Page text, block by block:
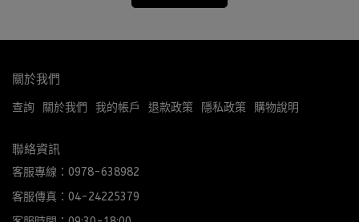
關於我們
查詢 關於我們 我的帳戶 退款政策 隱私政策 購物說明
聯絡資訊
客服專線：0978-638982
客服傳真：04-24225379